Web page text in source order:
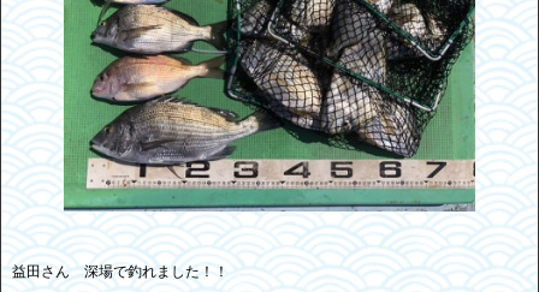
益田さん 深場で釣れました！！